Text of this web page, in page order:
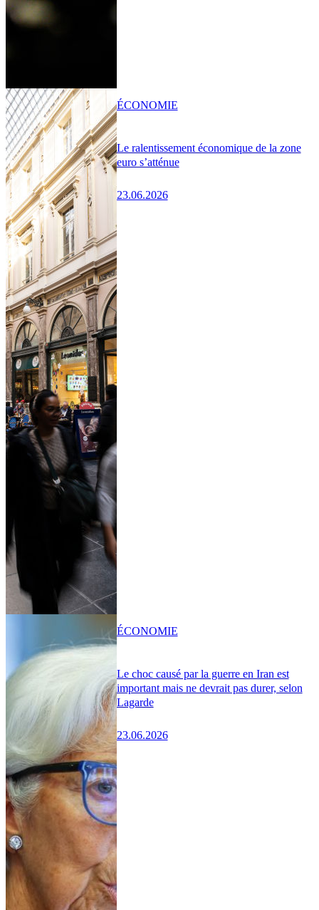
Le ralentissement économique de la zone
euro s’atténue
23.06.2026
ÉCONOMIE
Le choc causé par la guerre en Iran est
important mais ne devrait pas durer, selon
Lagarde
23.06.2026
ÉCONOMIE